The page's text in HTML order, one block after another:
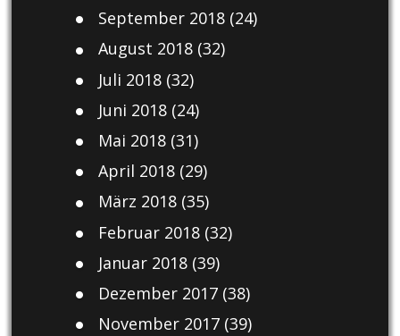
September 2018(24)
August 2018(32)
Juli 2018(32)
Juni 2018(24)
Mai 2018(31)
April 2018(29)
März 2018(35)
Februar 2018(32)
Januar 2018(39)
Dezember 2017(38)
November 2017(39)